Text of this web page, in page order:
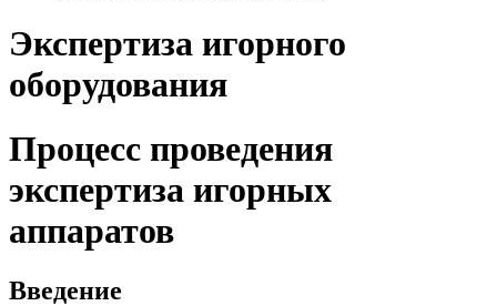
Экспертиза игорного
оборудования
Процесс проведения
экспертиза игорных
аппаратов
Введение